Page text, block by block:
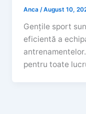
Anca /August 10,
Gențile sport
eficientă a
pentru toate